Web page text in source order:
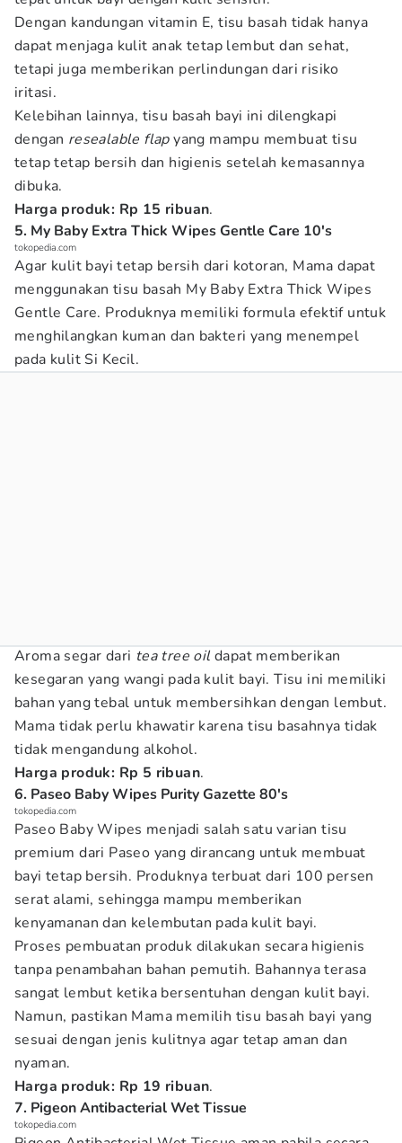
Dengan kandungan vitamin E, tisu basah tidak hanya
dapat menjaga kulit anak tetap lembut dan sehat,
tetapi juga memberikan perlindungan dari risiko
iritasi.
Kelebihan lainnya, tisu basah bayi ini dilengkapi
dengan resealable flapyang mampu membuat tisu
tetap tetap bersih dan higienis setelah kemasannya
dibuka.
Harga produk: Rp 15 ribuan.
5. My Baby Extra Thick Wipes Gentle Care 10's
tokopedia.com
Agar kulit bayi tetap bersih dari kotoran, Mama dapat
menggunakan tisu basah My Baby Extra Thick Wipes
Gentle Care. Produknya memiliki formula efektif untuk
menghilangkan kuman dan bakteri yang menempel
pada kulit Si Kecil.
Aroma segar dari tea tree oildapat memberikan
kesegaran yang wangi pada kulit bayi. Tisu ini memiliki
bahan yang tebal untuk membersihkan dengan lembut.
Mama tidak perlu khawatir karena tisu basahnya tidak
tidak mengandung alkohol.
Harga produk: Rp 5 ribuan.
6. Paseo Baby Wipes Purity Gazette 80's
tokopedia.com
Paseo Baby Wipes menjadi salah satu varian tisu
premium dari Paseo yang dirancang untuk membuat
bayi tetap bersih. Produknya terbuat dari 100 persen
serat alami, sehingga mampu memberikan
kenyamanan dan kelembutan pada kulit bayi.
Proses pembuatan produk dilakukan secara higienis
tanpa penambahan bahan pemutih. Bahannya terasa
sangat lembut ketika bersentuhan dengan kulit bayi.
Namun, pastikan Mama memilih tisu basah bayi yang
sesuai dengan jenis kulitnya agar tetap aman dan
nyaman.
Harga produk: Rp 19 ribuan.
7. Pigeon Antibacterial Wet Tissue
tokopedia.com